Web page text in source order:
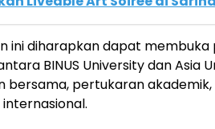
ini diharapkan dapat
BINUS University dan Asia
bersama, pertukaran